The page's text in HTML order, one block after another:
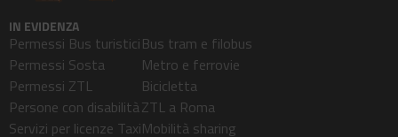
IN EVIDENZA
Permessi Bus turistici
Permessi Sosta
Permessi ZTL
Persone con disabilità
Servizi per licenze Taxi
Bus tram e filobus
Metro e ferrovie
Bicicletta
ZTL a Roma
Mobilità sharing